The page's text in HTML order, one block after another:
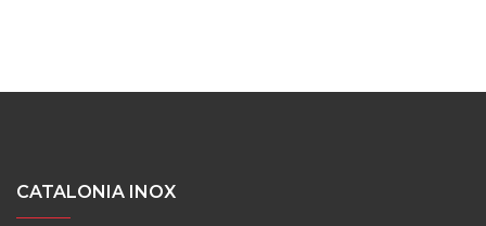
CATALONIA INOX